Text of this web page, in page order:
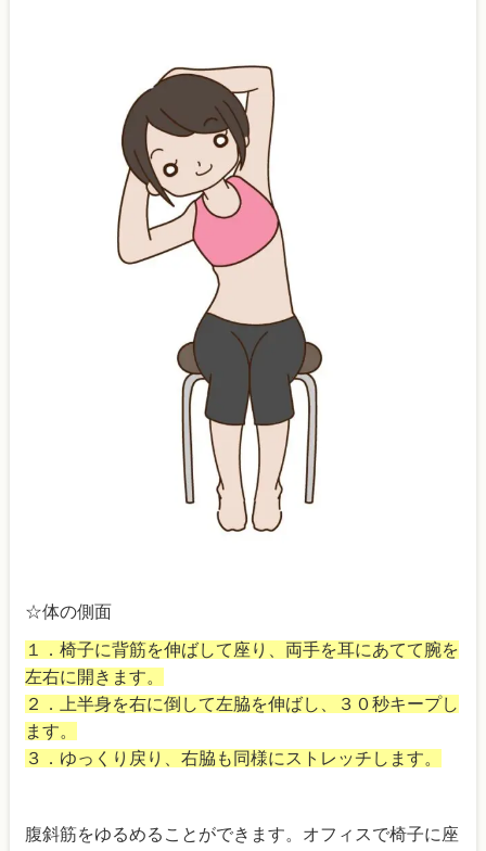
☆体の側面
１．椅子に背筋を伸ばして座り、両手を耳にあてて腕を
左右に開きます。
２．上半身を右に倒して左脇を伸ばし、３０秒キープし
ます。
３．ゆっくり戻り、右脇も同様にストレッチします。
腹斜筋をゆるめることができます。オフィスで椅子に座